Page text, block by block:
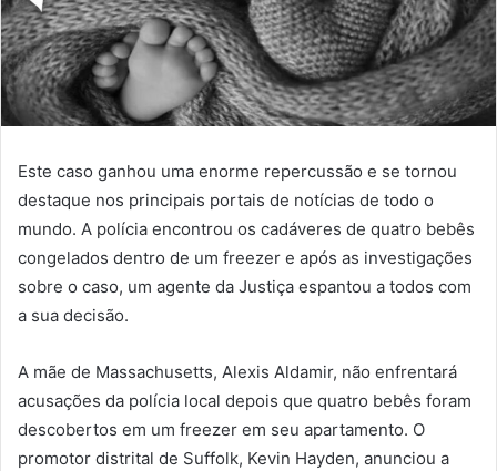
Este caso ganhou uma enorme repercussão e se tornou
destaque nos principais portais de notícias de todo o
mundo. A polícia encontrou os cadáveres de quatro bebês
congelados dentro de um freezer e após as investigações
sobre o caso, um agente da Justiça espantou a todos com
a sua decisão.
A mãe de Massachusetts, Alexis Aldamir, não enfrentará
acusações da polícia local depois que quatro bebês foram
descobertos em um freezer em seu apartamento. O
promotor distrital de Suffolk, Kevin Hayden, anunciou a